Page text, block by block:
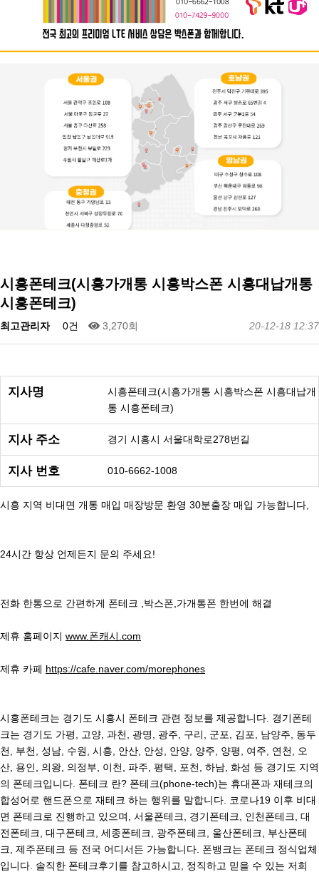
시흥폰테크(시흥가개통 시흥박스폰 시흥대납개통
시흥폰테크)
최고관리자 0건 3,270회 20-12-18 12:37
지사명
시흥폰테크(시흥가개통 시흥박스폰 시흥대납개
통 시흥폰테크)
지사 주소 경기 시흥시 서울대학로278번길
지사 번호 010-6662-1008
시흥 지역 비대면 개통 매입 매장방문 환영 30분출장 매입 가능합니다,
24시간 항상 언제든지 문의 주세요!
전화 한통으로 간편하게 폰테크 ,박스폰,가개통폰 한번에 해결
제휴 홈페이지 www.폰캐시.com
제휴 카페 https://cafe.naver.com/morephones
시흥폰테크는 경기도 시흥시 폰테크 관련 정보를 제공합니다. 경기폰테
크는 경기도 가평, 고양, 과천, 광명, 광주, 구리, 군포, 김포, 남양주, 동두
천, 부천, 성남, 수원, 시흥, 안산, 안성, 안양, 양주, 양평, 여주, 연천, 오
산, 용인, 의왕, 의정부, 이천, 파주, 평택, 포천, 하남, 화성 등 경기도 지역
의 폰테크입니다. 폰테크 란? 폰테크(phone-tech)는 휴대폰과 재테크의
합성어로 핸드폰으로 재테크 하는 행위를 말합니다. 코로나19 이후 비대
면 폰테크로 진행하고 있으며, 서울폰테크, 경기폰테크, 인천폰테크, 대
전폰테크, 대구폰테크, 세종폰테크, 광주폰테크, 울산폰테크, 부산폰테
크, 제주폰테크 등 전국 어디서든 가능합니다. 폰뱅크는 폰테크 정식업체
입니다. 솔직한 폰테크후기를 참고하시고, 정직하고 믿을 수 있는 저희